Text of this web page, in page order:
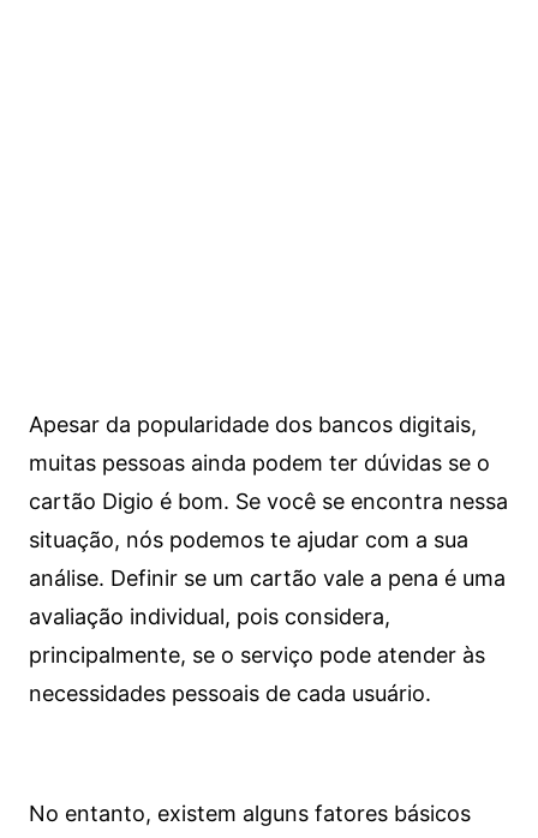
Apesar da popularidade dos bancos digitais,
muitas pessoas ainda podem ter dúvidas se o
cartão Digio é bom. Se você se encontra nessa
situação, nós podemos te ajudar com a sua
análise. Definir se um cartão vale a pena é uma
avaliação individual, pois considera,
principalmente, se o serviço pode atender às
necessidades pessoais de cada usuário.
No entanto, existem alguns fatores básicos